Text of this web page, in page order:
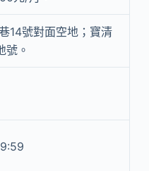
14號對面空地；寶清
。